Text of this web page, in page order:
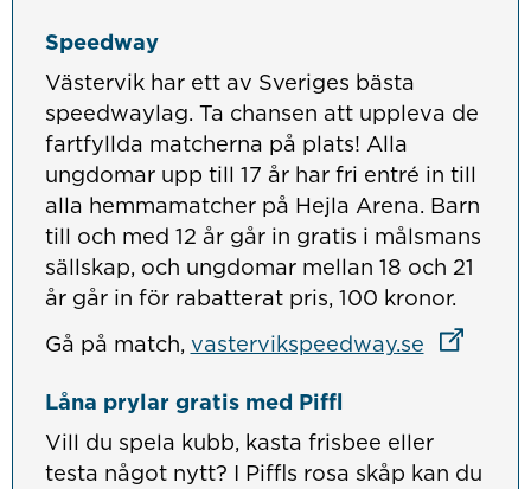
Speedway
Västervik har ett av Sveriges bästa
speedwaylag. Ta chansen att uppleva de
fartfyllda matcherna på plats! Alla
ungdomar upp till 17 år har fri entré in till
alla hemmamatcher på Hejla Arena. Barn
till och med 12 år går in gratis i målsmans
sällskap, och ungdomar mellan 18 och 21
år går in för rabatterat pris, 100 kronor.
Gå på match, vastervikspeedway.seLänk till
Länk till
Länk till
Låna prylar gratis med Piffl
Vill du spela kubb, kasta frisbee eller
testa något nytt? I Piffls rosa skåp kan du